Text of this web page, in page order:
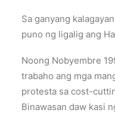
Sa ganyang
puno ng ligalig ang
Noong Nobyembre
trabaho ang mga
protesta sa cost-
Binawasan daw kasi